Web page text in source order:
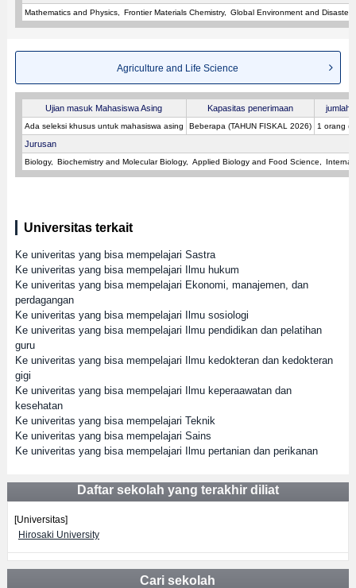
Mathematics and Physics Frontier Materials Chemistry Global Environment and Disaster
Agriculture and Life Science
Ujian masuk Mahasiswa Asing Kapasitas penerimaan jumlah
Ada seleksi khusus untuk mahasiswa asing Beberapa (TAHUN FISKAL 2026) 1 orang
Jurusan
Biology Biochemistry and Molecular Biology Applied Biology and Food Science
Universitas terkait
Ke univeritas yang bisa mempelajari Sastra
Ke univeritas yang bisa mempelajari Ilmu hukum
Ke univeritas yang bisa mempelajari Ekonomi, manajemen, dan
perdagangan
Ke univeritas yang bisa mempelajari Ilmu sosiologi
Ke univeritas yang bisa mempelajari Ilmu pendidikan dan pelatihan
guru
Ke univeritas yang bisa mempelajari Ilmu kedokteran dan kedokteran
gigi
Ke univeritas yang bisa mempelajari Ilmu keperaawatan dan
kesehatan
Ke univeritas yang bisa mempelajari Teknik
Ke univeritas yang bisa mempelajari Sains
Ke univeritas yang bisa mempelajari Ilmu pertanian dan perikanan
Daftar sekolah yang terakhir diliat
[Universitas]
Hirosaki University
Cari sekolah